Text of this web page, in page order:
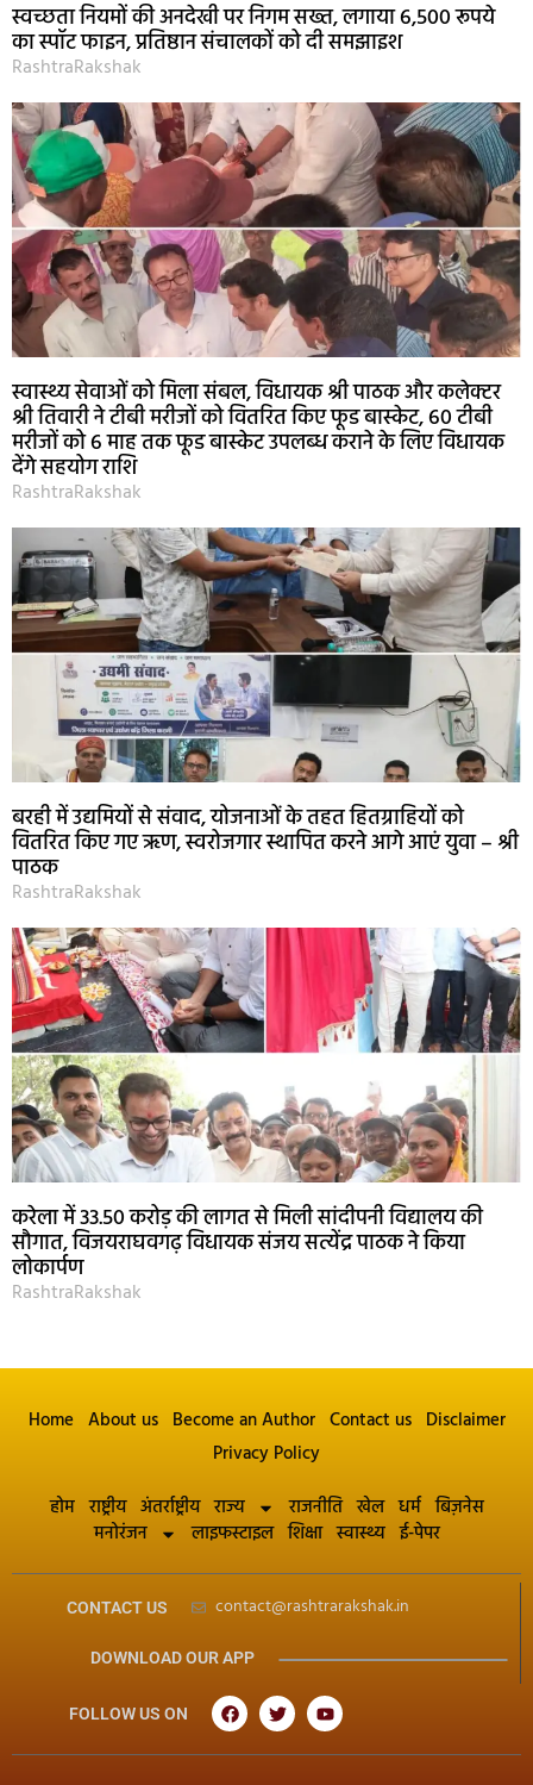
स्वच्छता नियमों की अनदेखी पर निगम सख्त, लगाया 6,500 रूपये
का स्पॉट फाइन, प्रतिष्ठान संचालकों को दी समझाइश
RashtraRakshak
स्वास्थ्य सेवाओं को मिला संबल, विधायक श्री पाठक और कलेक्टर
श्री तिवारी ने टीबी मरीजों को वितरित किए फूड बास्केट, 60 टीबी
मरीजों को 6 माह तक फूड बास्केट उपलब्ध कराने के लिए विधायक
देंगे सहयोग राशि
RashtraRakshak
बरही में उद्यमियों से संवाद, योजनाओं के तहत हितग्राहियों को
वितरित किए गए ऋण, स्वरोजगार स्थापित करने आगे आएं युवा – श्री
पाठक
RashtraRakshak
करेला में 33.50 करोड़ की लागत से मिली सांदीपनी विद्यालय की
सौगात, विजयराघवगढ़ विधायक संजय सत्येंद्र पाठक ने किया
लोकार्पण
RashtraRakshak
Home About us Become an Author Contact us Disclaimer
Privacy Policy
होम राष्ट्रीय अंतर्राष्ट्रीय राज्य राजनीति खेल धर्म बिज़नेस
मनोरंजन
लाइफस्टाइल शिक्षा स्वास्थ्य ई-पेपर
CONTACT US contact@rashtrarakshak.in
DOWNLOAD OUR APP
FOLLOW US ON